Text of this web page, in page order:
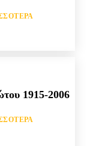
1915-2006